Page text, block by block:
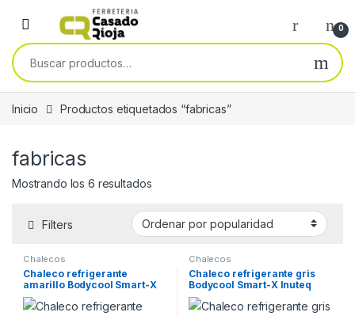
0
Buscar por:
Inicio Productos etiquetados “fabricas”
fabricas
Mostrando los 6 resultadosOrdenado por popularidad
Filters
Chalecos
Chaleco refrigerante
amarillo Bodycool Smart-X
Inuteq
Chalecos
Chaleco refrigerante gris
Bodycool Smart-X Inuteq